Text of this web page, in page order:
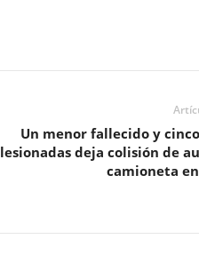
Un menor fallecido y
lesionadas deja colisión de
camioneta